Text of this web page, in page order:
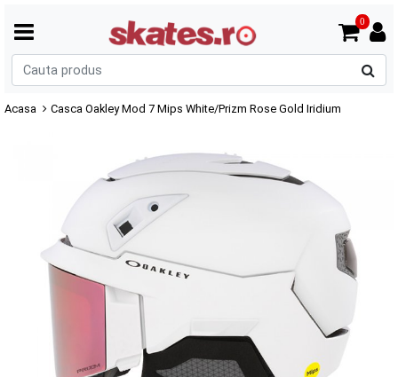
0
Acasa Casca Oakley Mod 7 Mips White/Prizm Rose Gold Iridium